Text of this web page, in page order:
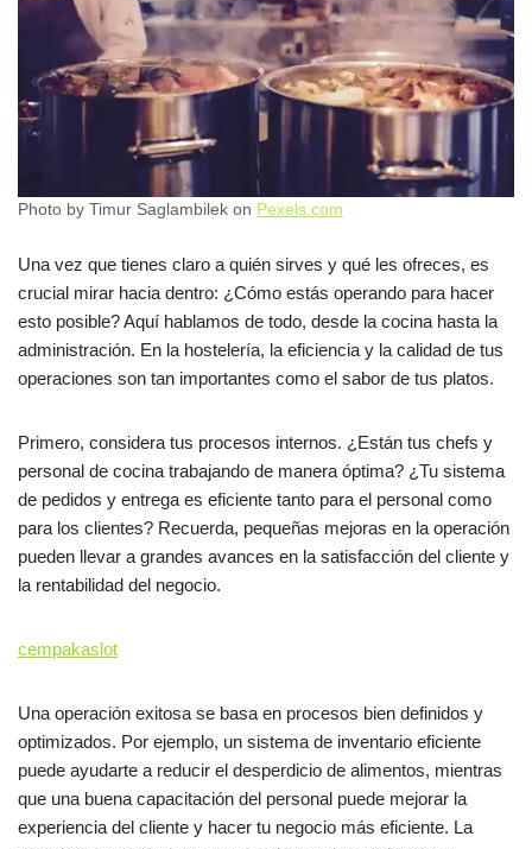
Photo by Timur Saglambilek on Pexels.com
Una vez que tienes claro a quién sirves y qué les ofreces, es
crucial mirar hacia dentro: ¿Cómo estás operando para hacer
esto posible? Aquí hablamos de todo, desde la cocina hasta la
administración. En la hostelería, la eficiencia y la calidad de tus
operaciones son tan importantes como el sabor de tus platos.
Primero, considera tus procesos internos. ¿Están tus chefs y
personal de cocina trabajando de manera óptima? ¿Tu sistema
de pedidos y entrega es eficiente tanto para el personal como
para los clientes? Recuerda, pequeñas mejoras en la operación
pueden llevar a grandes avances en la satisfacción del cliente y
la rentabilidad del negocio.
cempakaslot
Una operación exitosa se basa en procesos bien definidos y
optimizados. Por ejemplo, un sistema de inventario eficiente
puede ayudarte a reducir el desperdicio de alimentos, mientras
que una buena capacitación del personal puede mejorar la
experiencia del cliente y hacer tu negocio más eficiente. La